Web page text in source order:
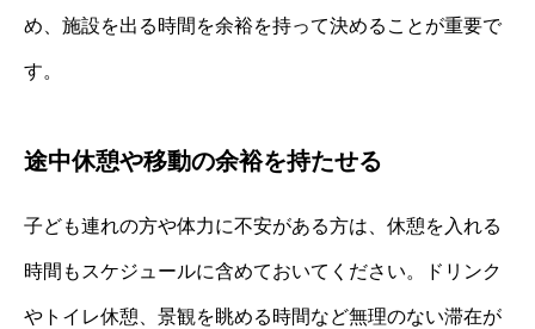
め、施設を出る時間を余裕を持って決めることが重要で
す。
途中休憩や移動の余裕を持たせる
子ども連れの方や体力に不安がある方は、休憩を入れる
時間もスケジュールに含めておいてください。ドリンク
やトイレ休憩、景観を眺める時間など無理のない滞在が